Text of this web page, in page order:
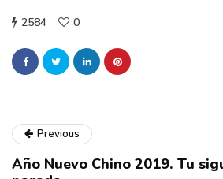
2584 0
Previous
Año Nuevo Chino 2019. Tu